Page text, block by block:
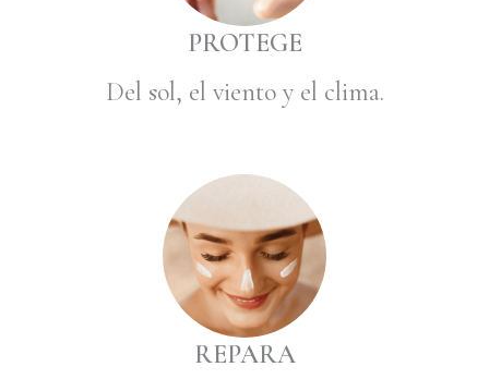
PROTEGE
Del sol, el viento y el clima.
REPARA